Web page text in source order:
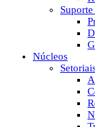
Núcleos